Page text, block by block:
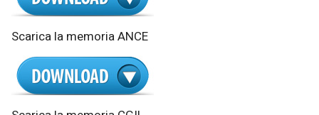
Scarica la memoria ANCE